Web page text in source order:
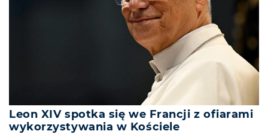
Leon XIV spotka się we Francji z ofiarami
wykorzystywania w Kościele